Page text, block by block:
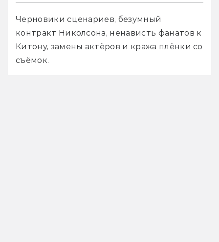
Черновики сценариев, безумный
контракт Николсона, ненависть фанатов к
Китону, замены актёров и кража плёнки со
съёмок.